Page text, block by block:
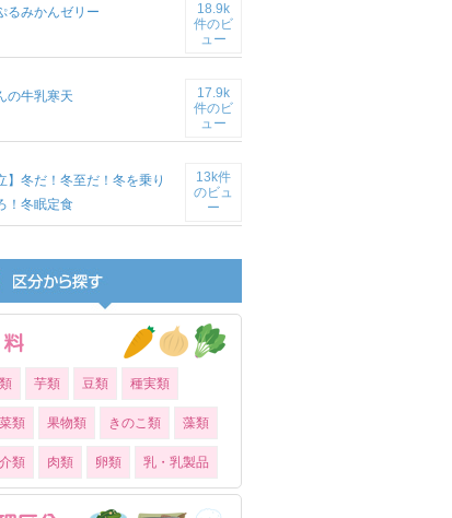
るみかんゼリー
18.9k
件のビ
ュー
の牛乳寒天
17.9k
件のビ
ュー
】冬だ！冬至だ！冬を乗り
！冬眠定食
13k件
のビュ
ー
芋類 豆類 種実類
類 果物類 きのこ類 藻類
類 肉類 卵類 乳・乳製品